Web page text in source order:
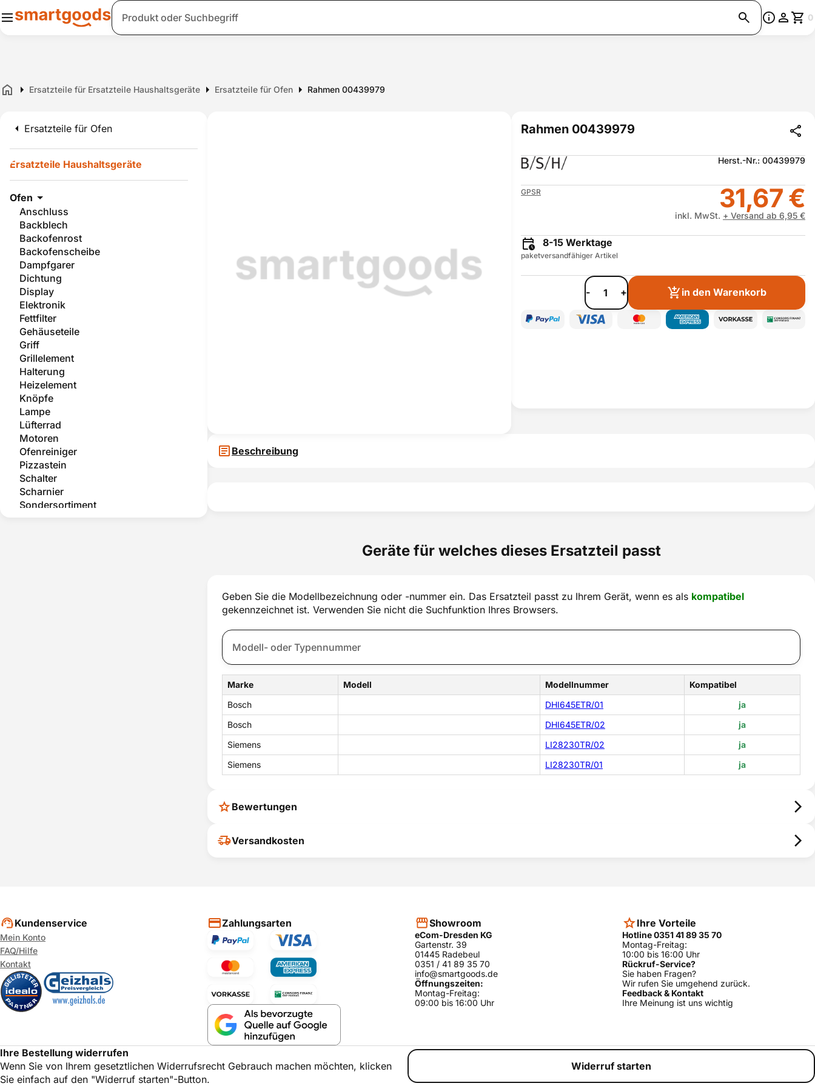
Suche 0
Home Ersatzteile für Ersatzteile Haushaltsgeräte Ersatzteile für Ofen Rahmen 00439979
Ersatzteile für Ofen
Ersatzteile Haushaltsgeräte
Ofen
Anschluss
Backblech
Backofenrost
Backofenscheibe
Dampfgarer
Dichtung
Display
Elektronik
Fettfilter
Gehäuseteile
Griff
Grillelement
Halterung
Heizelement
Knöpfe
Lampe
Lüfterrad
Motoren
Ofenreiniger
Pizzastein
Schalter
Scharnier
Sondersortiment
Rahmen 00439979
Herst.-Nr.: 00439979
GPSR 31,67 €
inkl. MwSt. + Versand ab 6,95 €
8-15 Werktage
paketversandfähiger Artikel
- + in den Warenkorb
Beschreibung
Geräte für welches dieses Ersatzteil passt
Geben Sie die Modellbezeichnung oder -nummer ein. Das Ersatzteil passt zu Ihrem Gerät, wenn es als kompatibel
gekennzeichnet ist. Verwenden Sie nicht die Suchfunktion Ihres Browsers.
Marke Modell Modellnummer
Kompatibel
Bosch
DHI645ETR/01
ja
Bosch
DHI645ETR/02
ja
Siemens
LI28230TR/02
ja
Siemens
LI28230TR/01 ja
Bewertungen
Ihr Feedback hilft uns, uns ständig zu
Versandkosten
Kundenservice
Mein Konto
FAQ/Hilfe
Kontakt
Zahlungsarten Showroom
eCom-Dresden KG
Gartenstr. 39
01445 Radebeul
0351 / 41 89 35 70
info@smartgoods.de
Öffnungszeiten:
Montag-Freitag:
09:00 bis 16:00 Uhr
Ihre Vorteile
Hotline 0351 41 89 35 70
Montag-Freitag:
10:00 bis 16:00 Uhr
Rückruf-Service?
Sie haben Fragen?
Wir rufen Sie umgehend zurück.
Feedback & Kontakt
Ihre Meinung ist uns wichtig
Ihre Bestellung widerrufen
Wenn Sie von Ihrem gesetztlichen Widerrufsrecht Gebrauch machen möchten, klicken
Sie einfach auf den "Widerruf starten"-Button.
Widerruf starten